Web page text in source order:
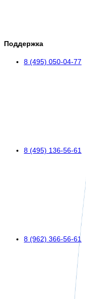
Поддержка
8 (495) 050-04-77
8 (495) 136-56-61
8 (962) 366-56-61